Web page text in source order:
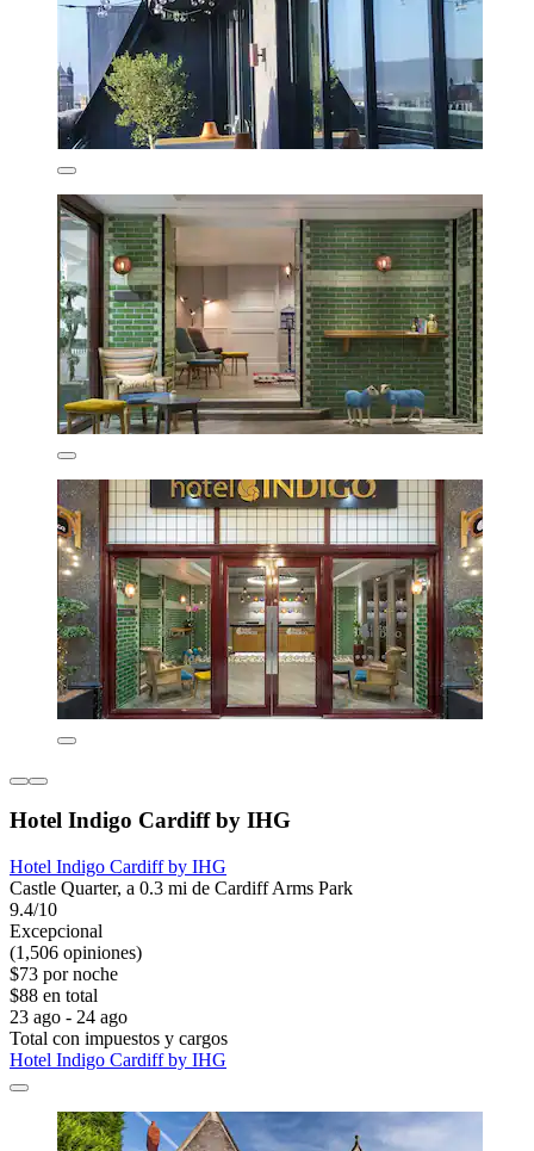
Hotel Indigo Cardiff by IHG
Hotel Indigo Cardiff by IHG
Castle Quarter, a 0.3 mi de Cardiff Arms Park
9.4/10
Excepcional
(1,506 opiniones)
$73 por noche
$88 en total
23 ago - 24 ago
Total con impuestos y cargos
Hotel Indigo Cardiff by IHG